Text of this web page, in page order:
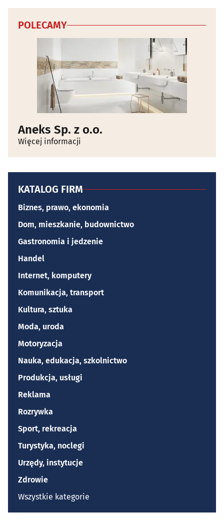
POLECAMY
Aneks Sp. z o.o.
Więcej informacji
KATALOG FIRM
Biznes, prawo, ekonomia
Dom, mieszkanie, budownictwo
Gastronomia i jedzenie
Handel
Internet, komputery
Komunikacja, transport
Kultura, sztuka
Moda, uroda
Motoryzacja
Nauka, edukacja, szkolnictwo
Produkcja, usługi
Reklama
Rozrywka
Sport, rekreacja
Turystyka, noclegi
Urzędy, instytucje
Zdrowie
Wszystkie kategorie